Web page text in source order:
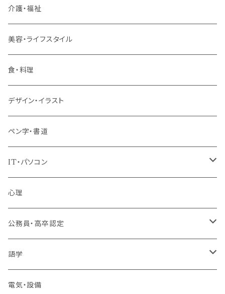
リーダー（主任・係長）
管理職
階層共通
パッケージプラン
介護・福祉
美容・ライフスタイル
食・料理
デザイン・イラスト
ペン字・書道
IT・パソコン
MOS（ﾏｲｸﾛｿﾌﾄｵﾌｨｽｽﾍﾟｼｬﾘｽﾄ）講座
プログラミング・Web制作入門講座
1コース受講
2コースまとめて受講
その他 IT・パソコン
心理
公務員・高卒認定
高卒認定講座
大卒公務員受験対策講座
語学
TOEIC®L&Rテスト対策講座
電気・設備